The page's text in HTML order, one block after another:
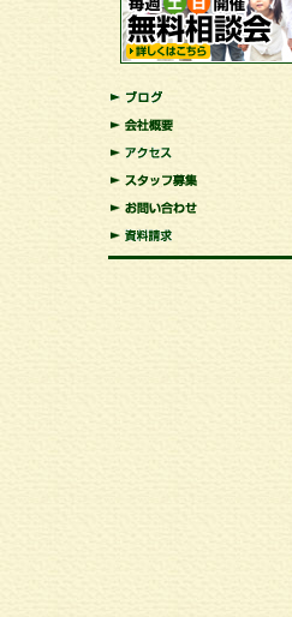
ブログ
会社概要
アクセス
map.html">スタッフ募集
お問い合わせ
map.html">資料請求